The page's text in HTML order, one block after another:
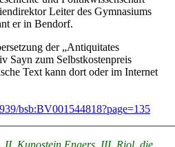
Leiter des Gymnasiums
er in Bendorf.
der „Antiquitates
Sayn zum Selbstkostenpreis
Text kann dort oder im Internet
bsb:BV001544818?page=135
, II. Kunostein Engers, III. Riol, die